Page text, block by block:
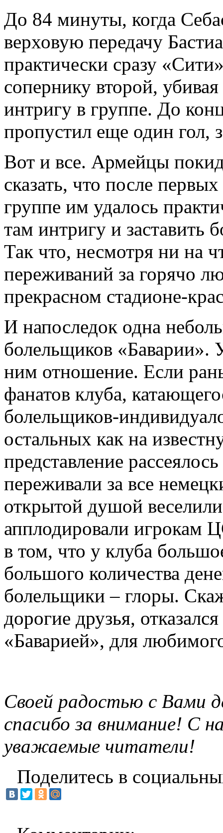
До 84 минуты, когда
верховую передачу
практически сразу
сопернику второй,
интригу в группе. До
пропустил еще один гол,
Вот и все. Армейцы
сказать, что после
группе им удалось
там интригу и заставить
Так что, несмотря ни на
переживаний за горячо
прекрасном стадионе-
И напоследок одна
болельщиков «Баварии».
ним отношение. Если
фанатов клуба,
болельщиков-
остальных как на
представление
переживали за все
открытой душой
апплодировали игрокам
в том, что у клуба
большого количества
болельщики – глоры.
дорогие друзья,
«Баварией», для
Своей радостью с Вами
спасибо за внимание! С
уважаемые читатели!
Поделитесь в